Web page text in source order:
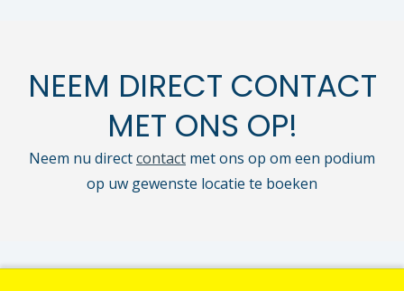
NEEM DIRECT CONTACT
MET ONS OP!
Neem nu directcontact met ons op om een podium
op uw gewenste locatie te boeken